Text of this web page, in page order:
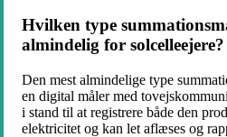
Hvilken type
almindelig for solcelleejere?
Den mest almindelige type
en digital måler med
i stand til at registrere både den
elektricitet og kan let aflæses og